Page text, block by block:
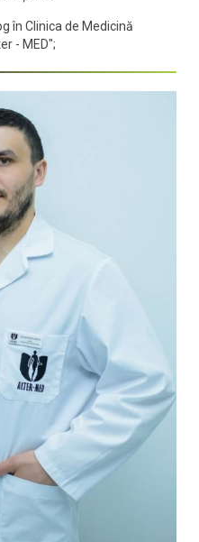
în Clinica de Medicină
- MED";